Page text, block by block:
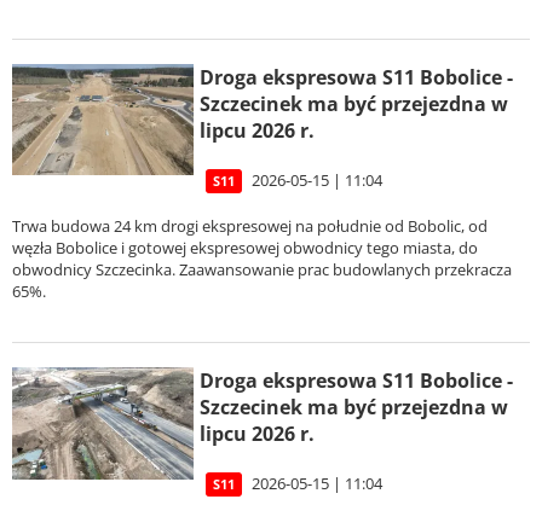
Droga ekspresowa S11 Bobolice -
Szczecinek ma być przejezdna w
lipcu 2026 r.
S11 2026-05-15 | 11:04
Trwa budowa 24 km drogi ekspresowej na południe od Bobolic, od
węzła Bobolice i gotowej ekspresowej obwodnicy tego miasta, do
obwodnicy Szczecinka. Zaawansowanie prac budowlanych przekracza
65%.
Droga ekspresowa S11 Bobolice -
Szczecinek ma być przejezdna w
lipcu 2026 r.
S11 2026-05-15 | 11:04